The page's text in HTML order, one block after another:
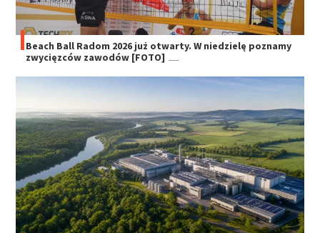
Beach Ball Radom 2026 już otwarty. W niedzielę poznamy
zwycięzców zawodów [FOTO]